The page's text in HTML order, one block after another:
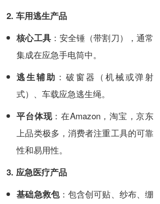
2. 车用逃生产品
核心工具：安全锤（带割刀），通常
集成在应急手电筒中。
逃生辅助 ：破窗器（机械或弹射
式）、车载应急逃生绳。
平台体现：在Amazon，淘宝，京东
上品类极多，消费者注重工具的可靠
性和易用性。
3. 应急医疗产品
基础急救包：包含创可贴、纱布、绷